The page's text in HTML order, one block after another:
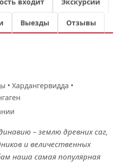
входит Экскурсии
Выезды Отзывы
• Хардангервидда •
– землю древних саг,
и величественных
наша самая популярная